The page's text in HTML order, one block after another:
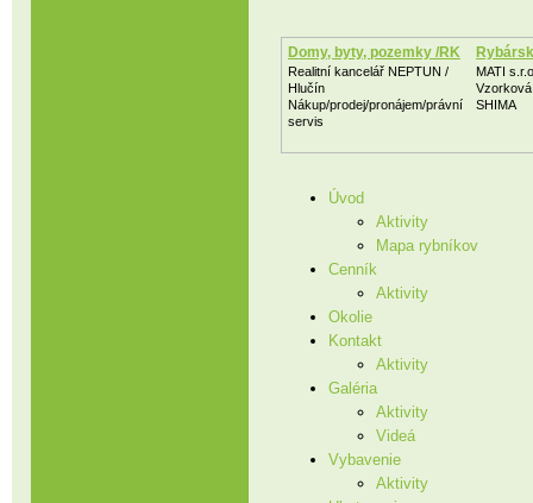
Domy, byty, pozemky /RK
Realitní kancelář NEPTUN /
Hlučín
Nákup/prodej/pronájem/právní
servis
MATI
Vzorková
SHIMA
Úvod
Aktivity
Mapa rybníkov
Cenník
Aktivity
Okolie
Kontakt
Aktivity
Galéria
Aktivity
Videá
Vybavenie
Aktivity